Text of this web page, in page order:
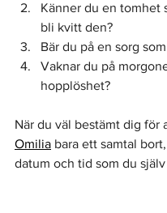
Känner du en tomhet
bli kvitt den?
Bär du på en sorg
Vaknar du på
hopplöshet?
När du väl bestämt dig för
Omilia bara ett samtal
datum och tid som du